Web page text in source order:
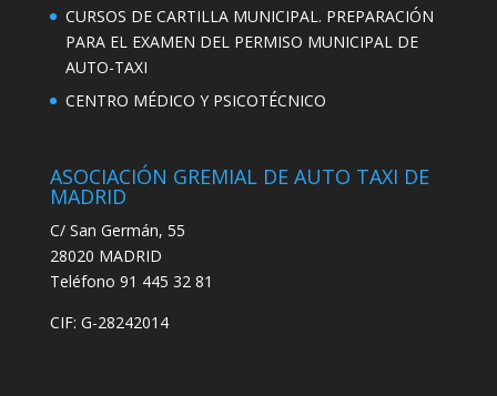
CURSOS DE CARTILLA MUNICIPAL. PREPARACIÓN
PARA EL EXAMEN DEL PERMISO MUNICIPAL DE
AUTO-TAXI
CENTRO MÉDICO Y PSICOTÉCNICO
ASOCIACIÓN GREMIAL DE AUTO TAXI DE
MADRID
C/ San Germán, 55
28020 MADRID
Teléfono 91 445 32 81
CIF: G-28242014